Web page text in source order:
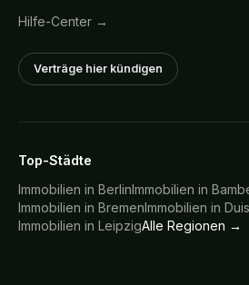
Hilfe-Center →
Verträge hier kündigen
Top-Städte
Immobilien in BerlinImmobilien in
Immobilien in BremenImmobilien in
Immobilien in LeipzigAlle Regionen →